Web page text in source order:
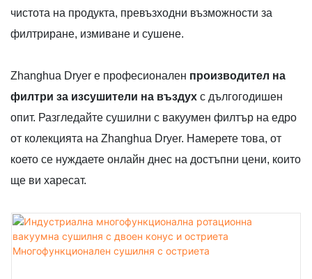
чистота на продукта, превъзходни възможности за
филтриране, измиване и сушене.
Zhanghua Dryer е професионален производител на
филтри за изсушители на въздух с дългогодишен
опит. Разгледайте сушилни с вакуумен филтър на едро
от колекцията на Zhanghua Dryer. Намерете това, от
което се нуждаете онлайн днес на достъпни цени, които
ще ви харесат.